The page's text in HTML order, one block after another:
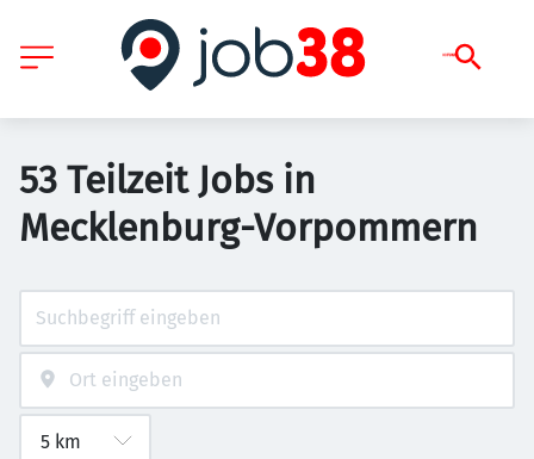
53 Teilzeit Jobs in
Mecklenburg-Vorpommern